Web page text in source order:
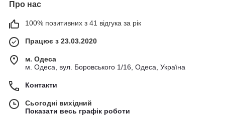
Про нас
100% позитивних з 41 відгука за рік
Працює з 23.03.2020
м. Одеса
м. Одеса, вул. Боровського 1/16, Одеса, Україна
Контакти
Сьогодні вихідний
Показати весь графік роботи